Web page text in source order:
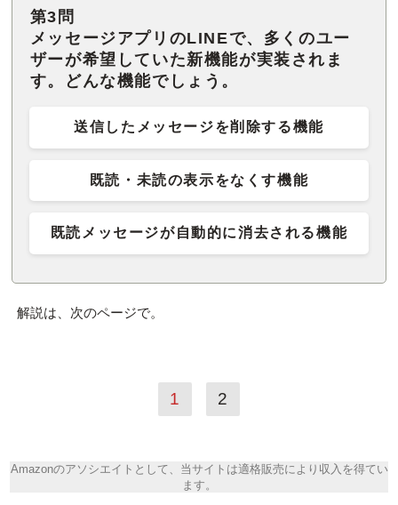
第3問
メッセージアプリのLINEで、多くのユー
ザーが希望していた新機能が実装されま
す。どんな機能でしょう。
送信したメッセージを削除する機能
既読・未読の表示をなくす機能
既読メッセージが自動的に消去される機能
解説は、次のページで。
1 2
Amazonのアソシエイトとして、当サイトは適格販売により収入を得てい
ます。